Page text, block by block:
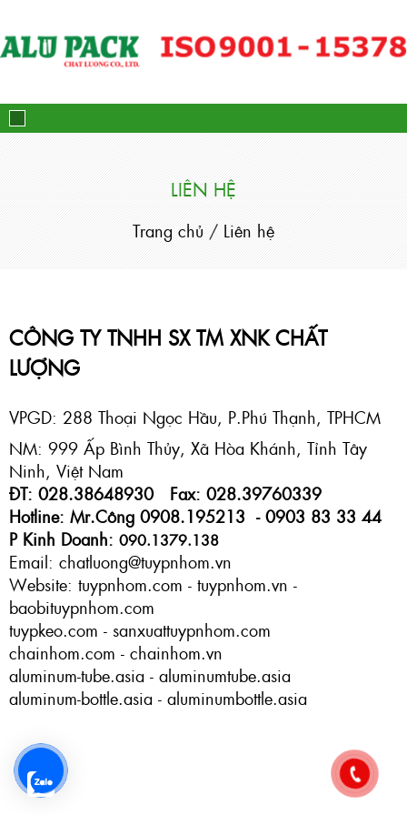
LIÊN HỆ
Trang chủ / Liên hệ
CÔNG TY TNHH SX TM XNK CHẤT
LƯỢNG
VPGD: 288 Thoại Ngọc Hầu, P.Phú Thạnh, TPHCM
NM: 999 Ấp Bình Thủy, Xã Hòa Khánh, Tỉnh Tây
Ninh, Việt Nam
ĐT: 028.38648930 Fax: 028.39760339
Hotline: Mr.Công 0908.195213 - 0903 83 33 44
P Kinh Doanh: 090.1379.138
Email: chatluong@tuypnhom.vn
Website: tuypnhom.com - tuypnhom.vn -
baobituypnhom.com
tuypkeo.com - sanxuattuypnhom.com
chainhom.com - chainhom.vn
aluminum-tube.asia - aluminumtube.asia
aluminum-bottle.asia - aluminumbottle.asia